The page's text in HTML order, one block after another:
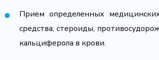
Прием определенных
средства, стероиды,
кальциферола в крови.